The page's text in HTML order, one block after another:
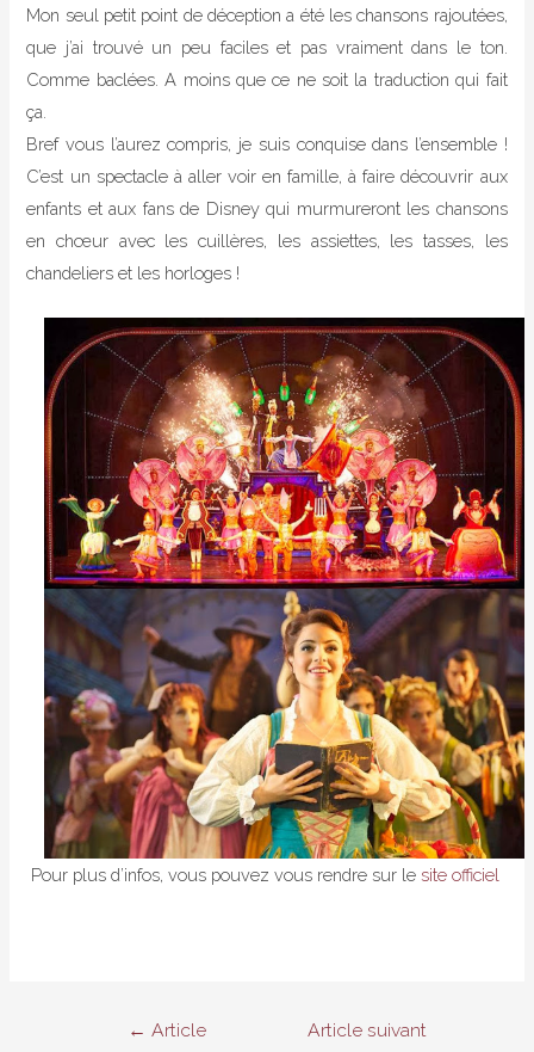
Mon seul petit point de déception a été les chansons rajoutées,
que j’ai trouvé un peu faciles et pas vraiment dans le ton.
Comme baclées. A moins que ce ne soit la traduction qui fait
ça.
Bref vous l’aurez compris, je suis conquise dans l’ensemble !
C’est un spectacle à aller voir en famille, à faire découvrir aux
enfants et aux fans de Disney qui murmureront les chansons
en chœur avec les cuillères, les assiettes, les tasses, les
chandeliers et les horloges !
Pour plus d’infos, vous pouvez vous rendre sur le site officiel
Navigation
← Article
Article suivant